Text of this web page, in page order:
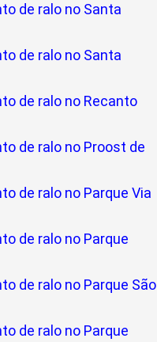
de ralo no Santa
de ralo no Santa
de ralo no Recanto
de ralo no Proost de
de ralo no Parque Via
de ralo no Parque
de ralo no Parque São
de ralo no Parque